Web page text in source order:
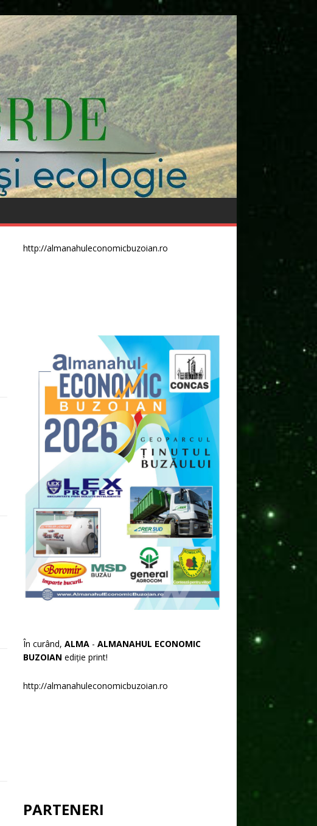
http://almanahuleconomicbuzoian.ro
În curând, ALMA - ALMANAHUL ECONOMIC
BUZOIAN ediție print!
http://almanahuleconomicbuzoian.ro
PARTENERI